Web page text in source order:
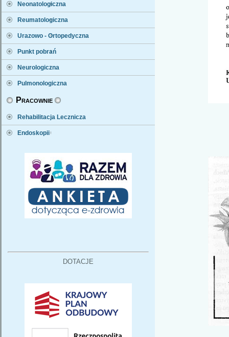
Neonatologiczna
Reumatologiczna
Urazowo - Ortopedyczna
Punkt pobrań
Neurologiczna
Pulmonologiczna
Pracownie
Rehabilitacja Lecznicza
Endoskopii
DOTACJE